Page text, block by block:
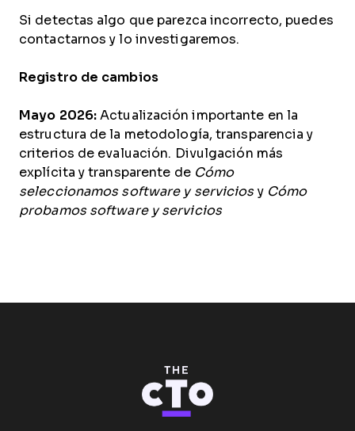
Si detectas algo que parezca incorrecto, puedes
contactarnos y lo investigaremos.
Registro de cambios
Mayo 2026: Actualización importante en la
estructura de la metodología, transparencia y
criterios de evaluación. Divulgación más
explícita y transparente de Cómo
seleccionamos software y serviciosy Cómo
probamos software y servicios